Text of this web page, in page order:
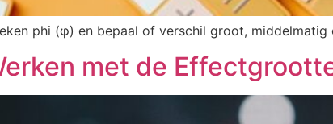
phi (φ) en bepaal of verschil groot,
met de